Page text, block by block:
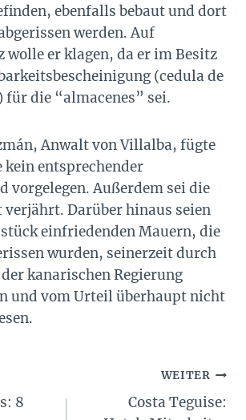
ebenfalls bebaut und dort
werden. Auf
wolle er klagen, da er im Besitz
(cedula de
die “almacenes” sei.
Anwalt von Villalba, fügte
kein entsprechender
vorgelegen. Außerdem sei die
verjährt. Darüber hinaus seien
einfriedenden Mauern, die
wurden, seinerzeit durch
kanarischen Regierung
und vom Urteil überhaupt nicht
8
WEITER
Costa Teguise: